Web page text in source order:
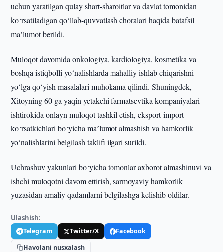
uchun yaratilgan qulay shart-sharoitlar va davlat tomonidan
ko‘rsatiladigan qo‘llab-quvvatlash choralari haqida batafsil
maʼlumot berildi.
Muloqot davomida onkologiya, kardiologiya, kosmetika va
boshqa istiqbolli yo‘nalishlarda mahalliy ishlab chiqarishni
yo‘lga qo‘yish masalalari muhokama qilindi. Shuningdek,
Xitoyning 60 ga yaqin yetakchi farmatsevtika kompaniyalari
ishtirokida onlayn muloqot tashkil etish, eksport-import
ko‘rsatkichlari bo‘yicha maʼlumot almashish va hamkorlik
yo‘nalishlarini belgilash taklifi ilgari surildi.
Uchrashuv yakunlari bo‘yicha tomonlar axborot almashinuvi va
ishchi muloqotni davom ettirish, sarmoyaviy hamkorlik
yuzasidan amaliy qadamlarni belgilashga kelishib oldilar.
Ulashish:
Telegram Twitter/X
Facebook
Havolani nusxalash